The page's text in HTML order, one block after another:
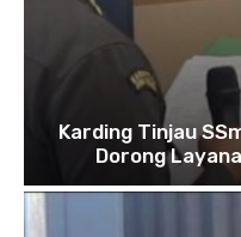
Karding Tinjau
Dorong